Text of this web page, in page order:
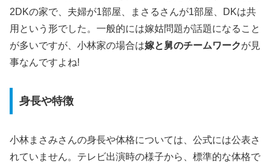
2DKの家で、夫婦が1部屋、まさるさんが1部屋、DKは共
用という形でした。一般的には嫁姑問題が話題になること
が多いですが、小林家の場合は嫁と舅のチームワークが見
事なんですよね!
身長や特徴
小林まさみさんの身長や体格については、公式には公表さ
れていません。テレビ出演時の様子から、標準的な体格で